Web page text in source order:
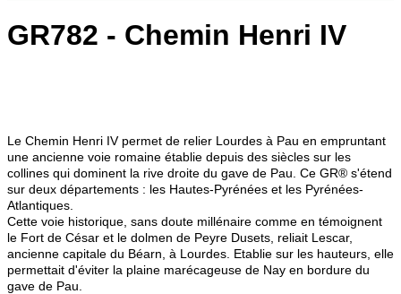
GR782 - Chemin Henri IV
Le Chemin Henri IV permet de relier Lourdes à Pau en empruntant
une ancienne voie romaine établie depuis des siècles sur les
collines qui dominent la rive droite du gave de Pau. Ce GR® s'étend
sur deux départements : les Hautes-Pyrénées et les Pyrénées-
Atlantiques.
Cette voie historique, sans doute millénaire comme en témoignent
le Fort de César et le dolmen de Peyre Dusets, reliait Lescar,
ancienne capitale du Béarn, à Lourdes. Etablie sur les hauteurs, elle
permettait d'éviter la plaine marécageuse de Nay en bordure du
gave de Pau.